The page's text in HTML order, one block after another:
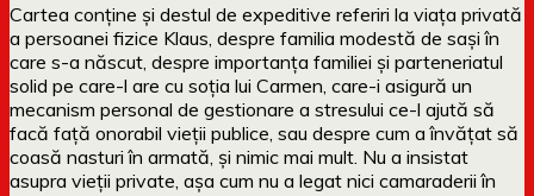
Cartea conține și destul de expeditive referiri la viața privată
a persoanei fizice Klaus, despre familia modestă de sași în
care s-a născut, despre importanța familiei și parteneriatul
solid pe care-l are cu soția lui Carmen, care-i asigură un
mecanism personal de gestionare a stresului ce-l ajută să
facă față onorabil vieții publice, sau despre cum a învățat să
coasă nasturi în armată, și nimic mai mult. Nu a insistat
asupra vieții private, așa cum nu a legat nici camaraderii în